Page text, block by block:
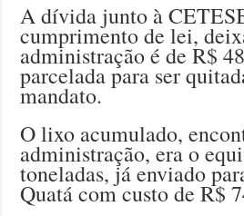
A dívida junto à
cumprimento de lei,
administração é de R$
parcelada para ser
mandato.
O lixo acumulado,
administração, era o
toneladas, já enviado
Quatá com custo de R$